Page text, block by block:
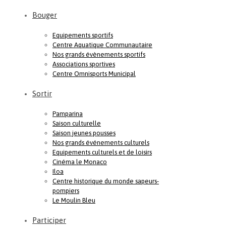
Bouger
Equipements sportifs
Centre Aquatique Communautaire
Nos grands évènements sportifs
Associations sportives
Centre Omnisports Municipal
Sortir
Pamparina
Saison culturelle
Saison jeunes pousses
Nos grands événements culturels
Equipements culturels et de loisirs
Cinéma le Monaco
Iloa
Centre historique du monde sapeurs-
pompiers
Le Moulin Bleu
Participer